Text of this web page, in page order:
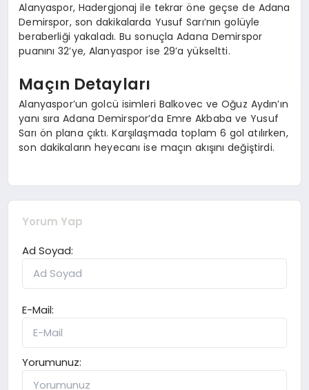
Alanyaspor, Hadergjonaj ile tekrar öne geçse de Adana
Demirspor, son dakikalarda Yusuf Sarı’nın golüyle
beraberliği yakaladı. Bu sonuçla Adana Demirspor
puanını 32’ye, Alanyaspor ise 29’a yükseltti.
Maçın Detayları
Alanyaspor’un golcü isimleri Balkovec ve Oğuz Aydın’ın
yanı sıra Adana Demirspor’da Emre Akbaba ve Yusuf
Sarı ön plana çıktı. Karşılaşmada toplam 6 gol atılırken,
son dakikaların heyecanı ise maçın akışını değiştirdi.
Yorum Yap
Ad Soyad:
E-Mail:
Yorumunuz: